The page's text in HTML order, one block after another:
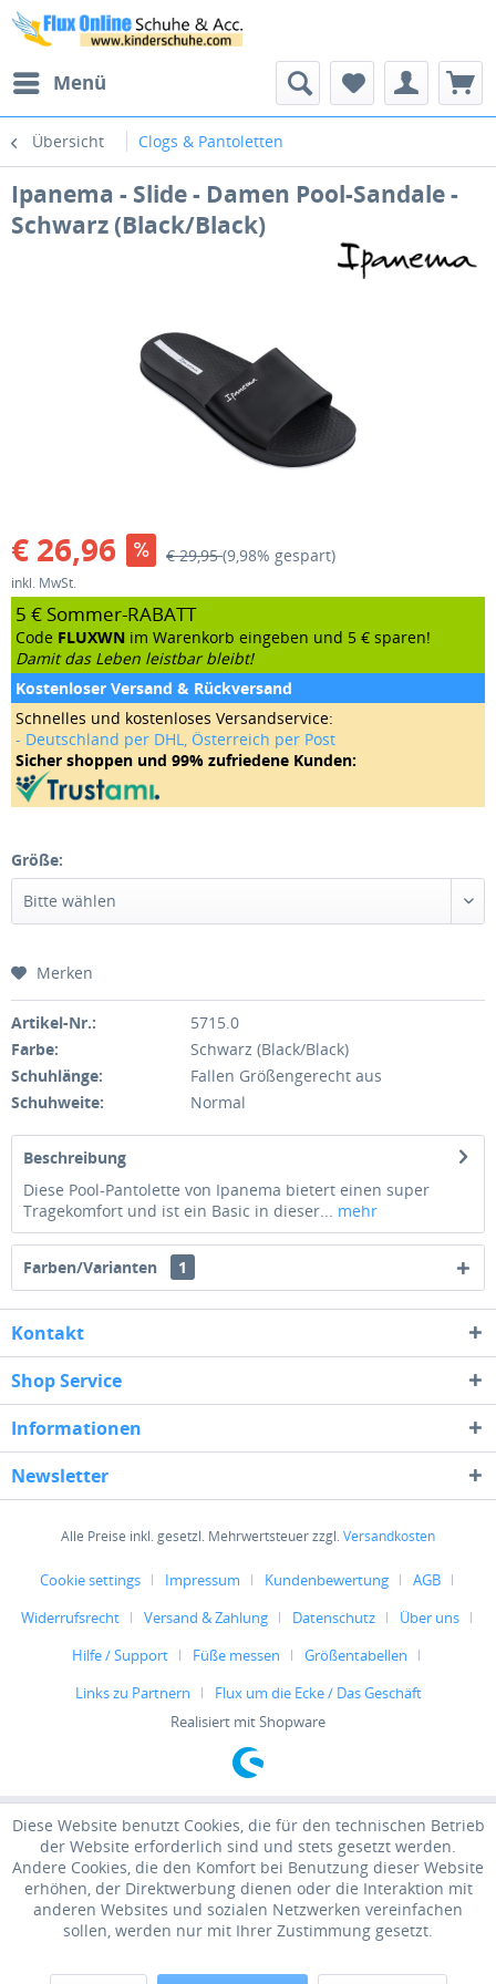
Menü
Übersicht Clogs & Pantoletten
Ipanema - Slide - Damen Pool-Sandale -
Schwarz (Black/Black)
€ 26,96 € 29,95(9,98% gespart)
inkl. MwSt.
5 € Sommer-RABATT
Code FLUXWN im Warenkorb eingeben und 5 € sparen!
Damit das Leben leistbar bleibt!
Kostenloser Versand & Rückversand
Schnelles und kostenloses Versandservice:
- Deutschland per DHL, Österreich per Post
Sicher shoppen und 99% zufriedene Kunden:
Größe:
Merken
Artikel-Nr.:
5715.0
Farbe:
Schwarz (Black/Black)
Schuhlänge:
Fallen Größengerecht aus
Schuhweite:
Normal
Beschreibung
Diese Pool-Pantolette von Ipanema bietert einen super
Tragekomfort und ist ein Basic in dieser... mehr
Farben/Varianten 1
Kontakt
Shop Service
Informationen
Newsletter
Alle Preise inkl. gesetzl. Mehrwertsteuer zzgl.Versandkosten
Cookie settings Impressum Kundenbewertung
AGB
Widerrufsrecht
Versand & Zahlung Datenschutz
Über uns
Hilfe / Support
Füße messen
Größentabellen
Links zu Partnern
Flux um die Ecke / Das Geschäft
Realisiert mit Shopware
Diese Website benutzt Cookies, die für den technischen Betrieb
der Website erforderlich sind und stets gesetzt werden.
Andere Cookies, die den Komfort bei Benutzung dieser Website
erhöhen, der Direktwerbung dienen oder die Interaktion mit
anderen Websites und sozialen Netzwerken vereinfachen
sollen, werden nur mit Ihrer Zustimmung gesetzt.